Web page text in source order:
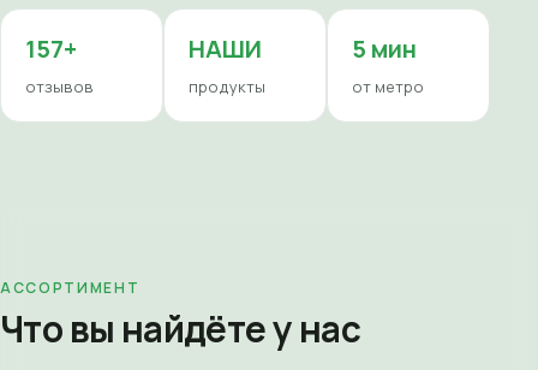
157+
отзывов
НАШИ
продукты
5 мин
от метро
АССОРТИМЕНТ
Что вы найдёте у нас